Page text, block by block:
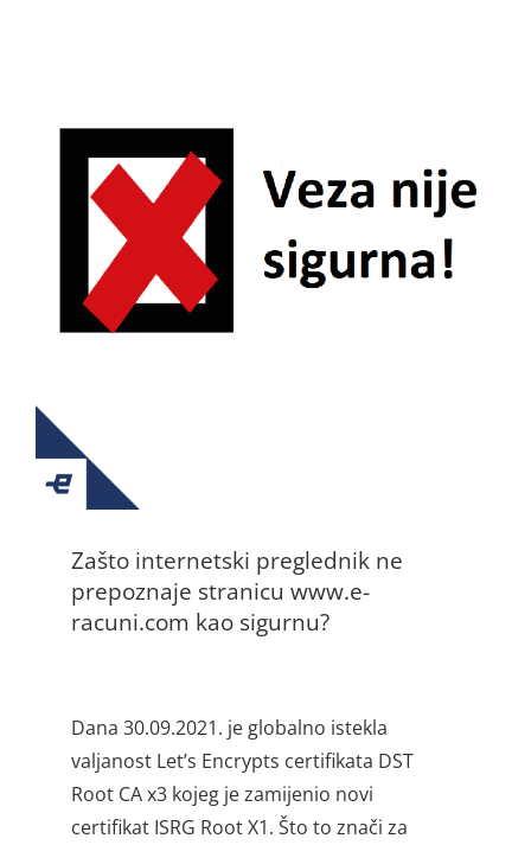
Zašto internetski preglednik ne
prepoznaje stranicu www.e-
racuni.com kao sigurnu?
Dana 30.09.2021. je globalno istekla
valjanost Let’s Encrypts certifikata DST
Root CA x3 kojeg je zamijenio novi
certifikat ISRG Root X1. Što to znači za